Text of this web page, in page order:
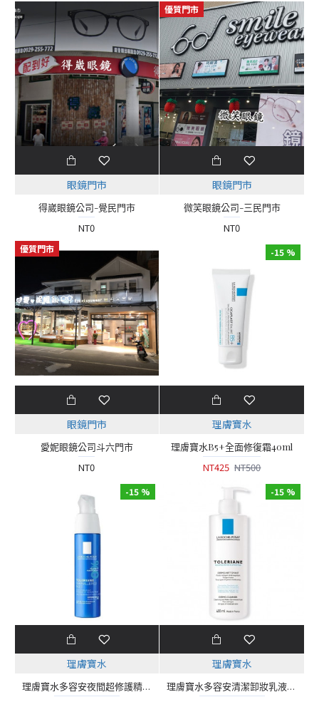
眼鏡門市
得崴眼鏡公司-覺民門市
NT0
優質門市
眼鏡門市
微笑眼鏡公司-三民門市
NT0
優質門市
眼鏡門市
愛妮眼鏡公司斗六門市
NT0
-15 %
理膚寶水
理膚寶水B5+全面修復霜40ml
NT425 NT500
-15 %
理膚寶水
理膚寶水多容安夜間超修護精華乳
-15 %
理膚寶水
理膚寶水多容安清潔卸妝乳液 400ml